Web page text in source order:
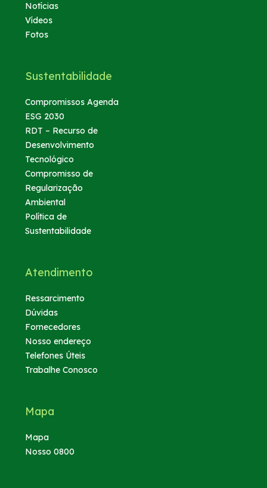
Notícias
Vídeos
Fotos
Sustentabilidade
Compromissos Agenda
ESG 2030
RDT – Recurso de
Desenvolvimento
Tecnológico
Compromisso de
Regularização
Ambiental
Política de
Sustentabilidade
Atendimento
Ressarcimento
Dúvidas
Fornecedores
Nosso endereço
Telefones Úteis
Trabalhe Conosco
Mapa
Mapa
Nosso 0800